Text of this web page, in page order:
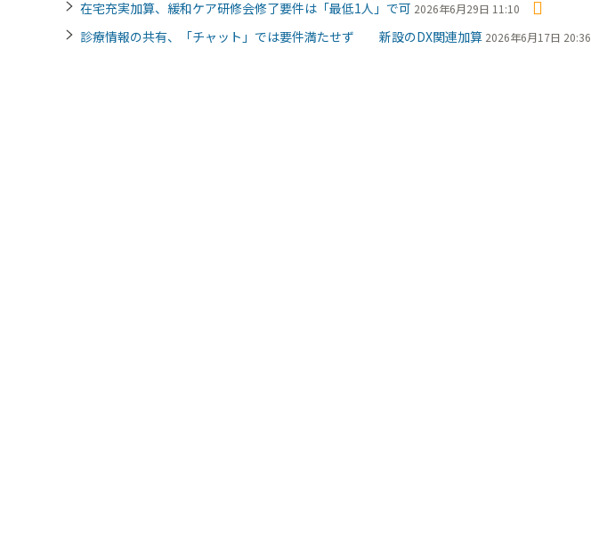
在宅充実加算、緩和ケア研修会修了要件は「最低1人」で可 2026年6月29日 11:10
診療情報の共有、「チャット」では要件満たせず 新設のDX関連加算 2026年6月17日 20:36